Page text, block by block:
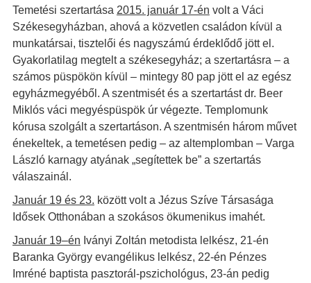
Temetési szertartása 2015. január 17-én volt a Váci
Székesegyházban, ahová a közvetlen családon kívül a
munkatársai, tisztelői és nagyszámú érdeklődő jött el.
Gyakorlatilag megtelt a székesegyház; a szertartásra – a
számos püspökön kívül – mintegy 80 pap jött el az egész
egyházmegyéből. A szentmisét és a szertartást dr. Beer
Miklós váci megyéspüspök úr végezte. Templomunk
kórusa szolgált a szertartáson. A szentmisén három művet
énekeltek, a temetésen pedig – az altemplomban – Varga
László karnagy atyának „segítettek be” a szertartás
válaszainál.
Január 19 és 23. között volt a Jézus Szíve Társasága
Idősek Otthonában a szokásos ökumenikus imahét.
Január 19–én Iványi Zoltán metodista lelkész, 21-én
Baranka György evangélikus lelkész, 22-én Pénzes
Imréné baptista pasztorál-pszichológus, 23-án pedig